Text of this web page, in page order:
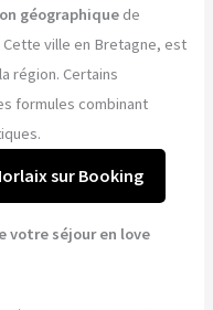
géographique de
ville en Bretagne, est
région. Certains
formules combinant
sur Booking
votre séjour en love